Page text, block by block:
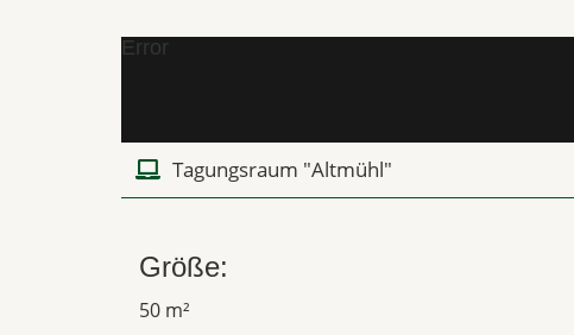
Error
Tagungsraum "Altmühl"
Größe:
50 m²